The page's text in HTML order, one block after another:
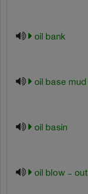
oil bank
oil base mud
oil basin
oil blow - out